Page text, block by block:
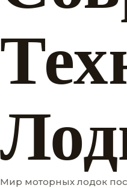
Мир моторных лодок